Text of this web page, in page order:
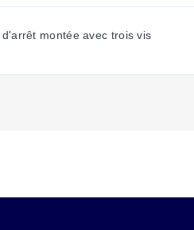
d'arrêt montée avec trois vis